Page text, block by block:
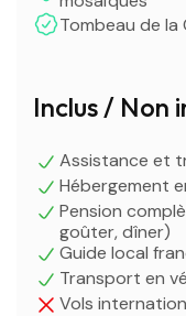
Tombeau de
Inclus / Non
Assistance et
Hébergement
Pension
goûter, dîner)
Guide local
Transport en
Vols